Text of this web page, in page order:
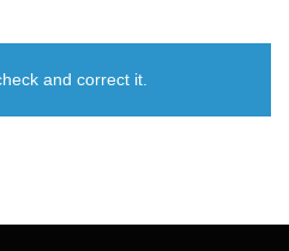
and correct it.